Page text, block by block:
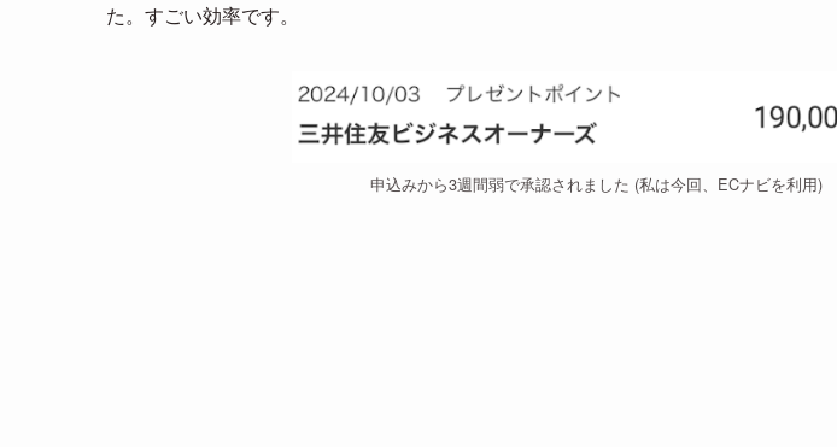
た。すごい効率です。
申込みから3週間弱で承認されました (私は今回、ECナビを利用)